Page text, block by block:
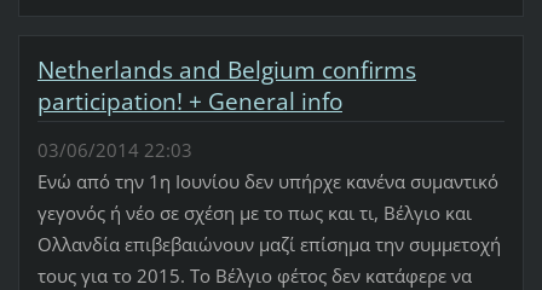
Netherlands and Belgium confirms
participation! + General info
03/06/2014 22:03
Ενώ από την 1η Ιουνίου δεν υπήρχε κανένα συμαντικό
γεγονός ή νέο σε σχέση με το πως και τι, Βέλγιο και
Ολλανδία επιβεβαιώνουν μαζί επίσημα την συμμετοχή
τους για το 2015. Το Βέλγιο φέτος δεν κατάφερε να